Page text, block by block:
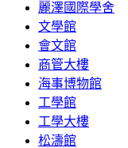
麗澤國際學舍
文學館
會文館
商管大樓
海事博物館
工學館
工學大樓
松濤館